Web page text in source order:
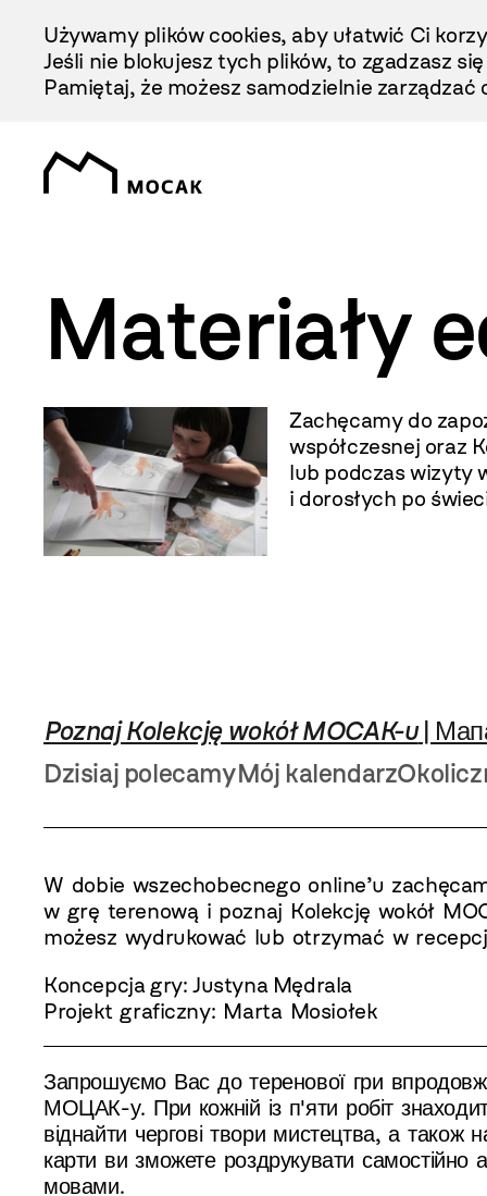
Treści
Używamy plików cookies, aby ułatwić Ci
Jeśli nie blokujesz tych plików, to zgadzasz
Pamiętaj, że możesz samodzielnie
Materiały
Zachęcamy do
współczesnej oraz
lub podczas wizyty
i dorosłych po
Poznaj Kolekcję wokół MOCAK-u|
Dzisiaj polecamyMój kalendarz
W dobie wszechobecnego online’u
w grę terenową i poznaj Kolekcję wokół
możesz wydrukować lub otrzymać w
Koncepcja gry: Justyna Mędrala
Projekt graficzny: Marta Mosiołek
Запрошуємо Вас до теренової гри
МОЦАК-у. При кожній із п'яти робіт
віднайти чергові твори мистецтва, а також
карти ви зможете роздрукувати
мовами.